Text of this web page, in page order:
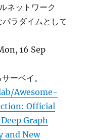
ネットワーク
ラダイムとして
16 Sep
ーベイ。
Awesome-
Official
Graph
and New